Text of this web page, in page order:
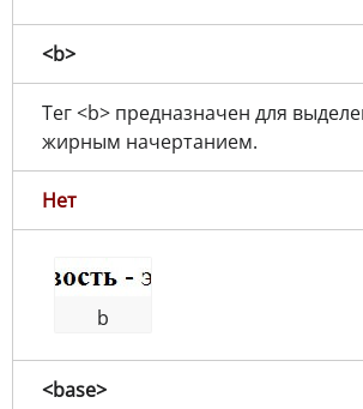
<b>
Тег <b> предназначен для
жирным начертанием.
Нет
b
<base>